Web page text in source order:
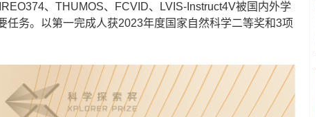
、THUMOS、FCVID、LVIS-Instruct4V被国内外学
务。以第一完成人获2023年度国家自然科学二等奖和3项